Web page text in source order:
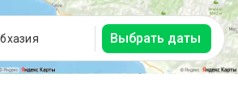
Выбрать даты